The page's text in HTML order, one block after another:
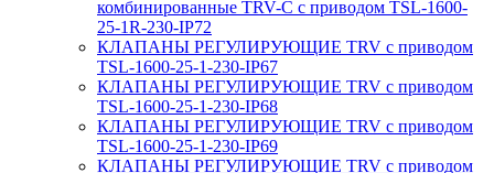
комбинированные TRV-С с приводом TSL-1600-
25-1R-230-IP72
КЛАПАНЫ РЕГУЛИРУЮЩИЕ TRV с приводом
TSL-1600-25-1-230-IP67
КЛАПАНЫ РЕГУЛИРУЮЩИЕ TRV с приводом
TSL-1600-25-1-230-IP68
КЛАПАНЫ РЕГУЛИРУЮЩИЕ TRV с приводом
TSL-1600-25-1-230-IP69
КЛАПАНЫ РЕГУЛИРУЮЩИЕ TRV с приводом